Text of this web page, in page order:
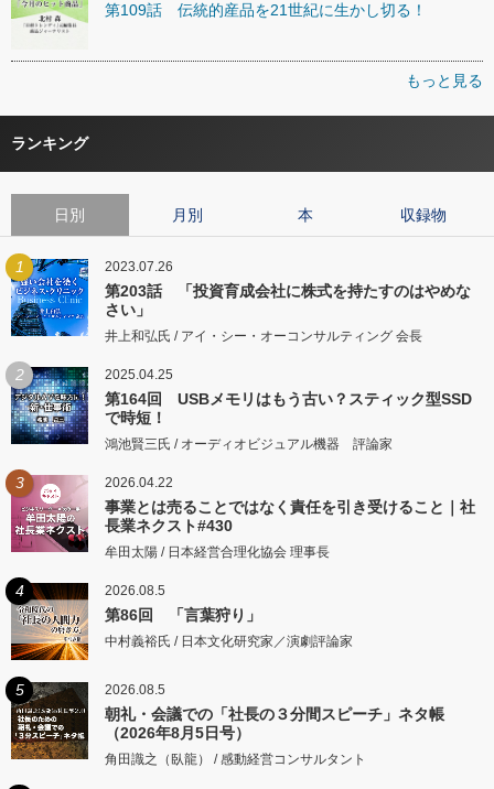
第109話 伝統的産品を21世紀に生かし切る！
もっと見る
ランキング
日別 月別 本 収録物
1 2023.07.26
第203話 「投資育成会社に株式を持たすのはやめな
さい」
井上和弘氏 / アイ・シー・オーコンサルティング 会長
2 2025.04.25
第164回 USBメモリはもう古い？スティック型SSD
で時短！
鴻池賢三氏 / オーディオビジュアル機器 評論家
3 2026.04.22
事業とは売ることではなく責任を引き受けること｜社
長業ネクスト#430
牟田太陽 / 日本経営合理化協会 理事長
4 2026.08.5
第86回 「言葉狩り」
中村義裕氏 / 日本文化研究家／演劇評論家
5 2026.08.5
朝礼・会議での「社長の３分間スピーチ」ネタ帳
（2026年8月5日号）
角田識之（臥龍） / 感動経営コンサルタント